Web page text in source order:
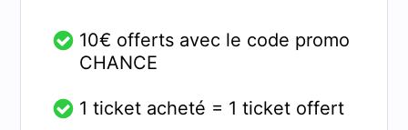
10€ offerts avec le code promo
CHANCE
1 ticket acheté = 1 ticket offert